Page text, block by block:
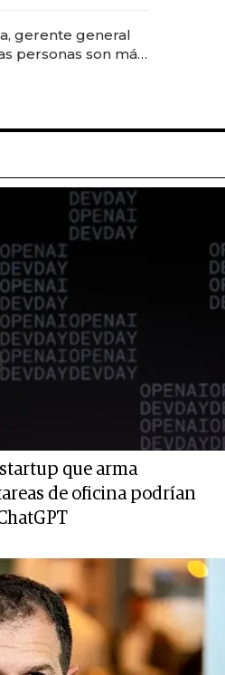
prepara apertura
gerente general
personas son más
que arma
de oficina podrían